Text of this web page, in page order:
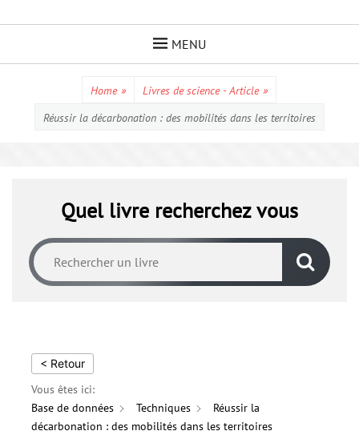
MENU
Home » Livres de science - Article »
Réussir la décarbonation : des mobilités dans les territoires
Quel livre recherchez vous
< Retour
Vous êtes ici:
Base de données
Techniques
Réussir la
décarbonation : des mobilités dans les territoires